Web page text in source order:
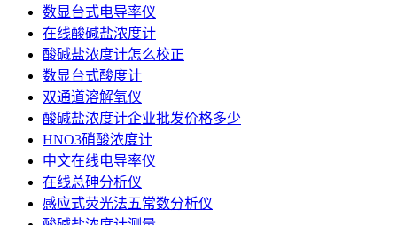
数显台式电导率仪
在线酸碱盐浓度计
酸碱盐浓度计怎么校正
数显台式酸度计
双通道溶解氧仪
酸碱盐浓度计企业批发价格多少
HNO3硝酸浓度计
中文在线电导率仪
在线总砷分析仪
感应式荧光法五常数分析仪